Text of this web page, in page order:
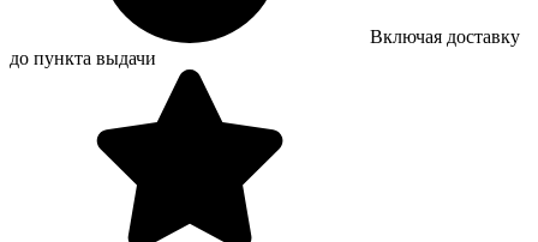
Включая доставку
до пункта выдачи